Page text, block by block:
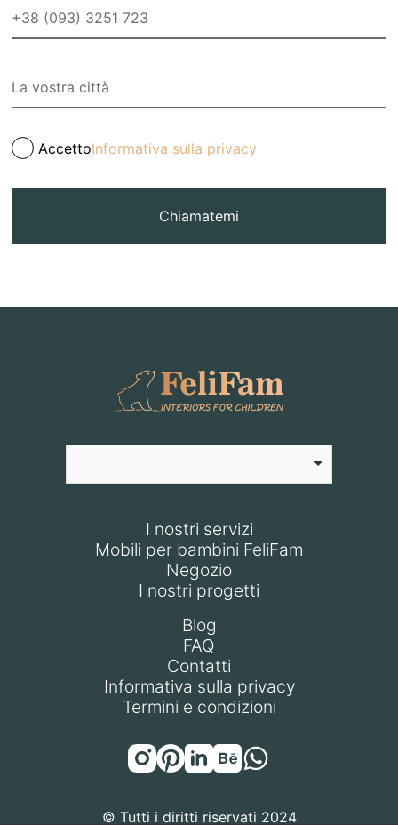
AccettoInformativa sulla privacy
Chiamatemi
I nostri servizi
Mobili per bambini FeliFam
Negozio
I nostri progetti
Blog
FAQ
Contatti
Informativa sulla privacy
Termini e condizioni
© Tutti i diritti riservati 2024